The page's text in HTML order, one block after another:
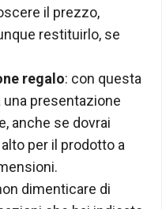
il prezzo,
restituirlo, se
regalo: con questa
una presentazione
anche se dovrai
per il prodotto a
dimenticare di